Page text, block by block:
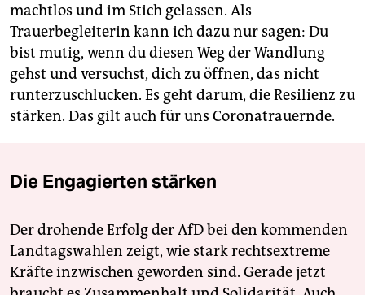
machtlos und im Stich gelassen. Als
Trauerbegleiterin kann ich dazu nur sagen: Du
bist mutig, wenn du diesen Weg der Wandlung
gehst und versuchst, dich zu öffnen, das nicht
runterzuschlucken. Es geht darum, die Resilienz zu
stärken. Das gilt auch für uns Coronatrauernde.
Die Engagierten stärken
Der drohende Erfolg der AfD bei den kommenden
Landtagswahlen zeigt, wie stark rechtsextreme
Kräfte inzwischen geworden sind. Gerade jetzt